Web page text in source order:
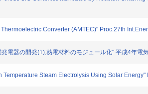
Converter (AMTEC)" Proc.27th
電器の開発(1);熱電材料のモジュール化" 平成4年
Steam Electrolysis Using Solar